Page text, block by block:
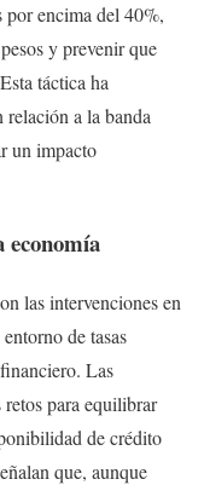
por encima del 40%,
y prevenir que
táctica ha
a la banda
un impacto
economía
las intervenciones en
de tasas
Las
retos para equilibrar
de crédito
que, aunque